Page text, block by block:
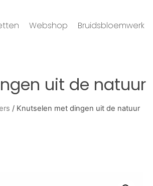
Webshop Bruidsbloemwerk
uit de natuur
/ Knutselen met dingen uit de natuur